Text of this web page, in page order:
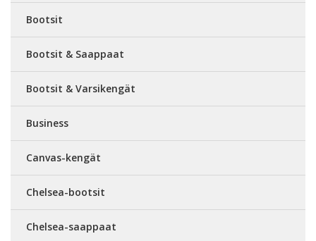
Bootsit
Bootsit & Saappaat
Bootsit & Varsikengät
Business
Canvas-kengät
Chelsea-bootsit
Chelsea-saappaat